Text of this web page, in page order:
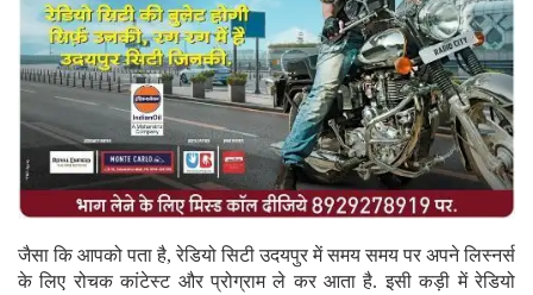
जैसा कि आपको पता है, रेडियो सिटी उदयपुर में समय समय पर अपने लिस्नर्स
के लिए रोचक कांटेस्ट और प्रोग्राम ले कर आता है. इसी कड़ी में रेडियो